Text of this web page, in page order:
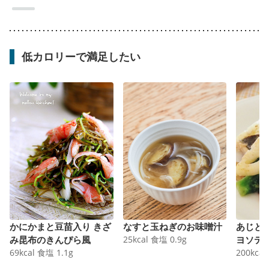
低カロリーで満足したい
かにかまと豆苗入り きざ
み昆布のきんぴら風
69kcal 食塩 1.1 g
なすと玉ねぎのお味噌汁
25kcal 食塩 0.9g
あじと
ヨソテ
200kcal